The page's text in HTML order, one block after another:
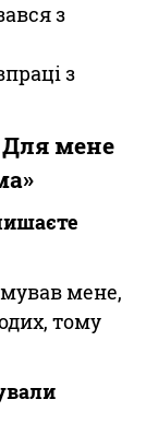
з
з
Для мене
мене,
тому